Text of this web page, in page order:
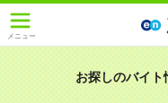
メニュー
お探しのバイト